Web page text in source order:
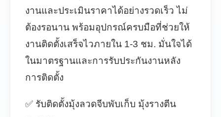
งานและประเมินราคาได้อย่างรวดเร็ว ไม่
ต้องรอนาน พร้อมอุปกรณ์ครบมือที่ช่วยให้
งานติดตั้งเสร็จไวภายใน 1-3 ชม. มั่นใจได้
ในมาตรฐานและการรับประกันงานหลัง
การติดตั้ง
✅ รับติดตั้งมุ้งลวดจีบพับเก็บ มุ้งรางตีน